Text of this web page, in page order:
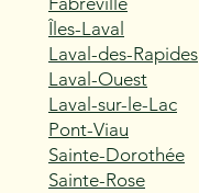
Îles-Laval
Laval-des-Rapides
Laval-Ouest
Laval-sur-le-Lac
Pont-Viau
Sainte-Dorothée
Sainte-Rose